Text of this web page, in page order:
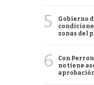
5
Gobierno
zonas del
6
Con
no tiene